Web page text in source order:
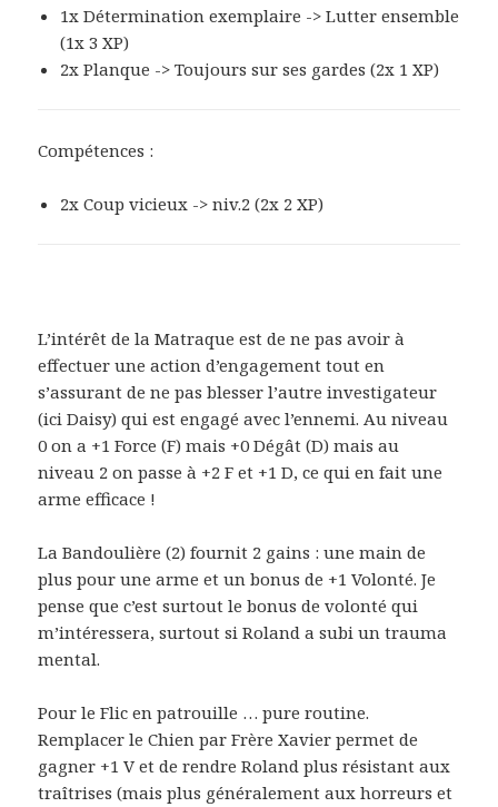
1x Détermination exemplaire -> Lutter ensemble
(1x 3 XP)
2x Planque -> Toujours sur ses gardes (2x 1 XP)
Compétences :
2x Coup vicieux -> niv.2 (2x 2 XP)
L’intérêt de la Matraque est de ne pas avoir à
effectuer une action d’engagement tout en
s’assurant de ne pas blesser l’autre investigateur
(ici Daisy) qui est engagé avec l’ennemi. Au niveau
0 on a +1 Force (F) mais +0 Dégât (D) mais au
niveau 2 on passe à +2 F et +1 D, ce qui en fait une
arme efficace !
La Bandoulière (2) fournit 2 gains : une main de
plus pour une arme et un bonus de +1 Volonté. Je
pense que c’est surtout le bonus de volonté qui
m’intéressera, surtout si Roland a subi un trauma
mental.
Pour le Flic en patrouille … pure routine.
Remplacer le Chien par Frère Xavier permet de
gagner +1 V et de rendre Roland plus résistant aux
traîtrises (mais plus généralement aux horreurs et